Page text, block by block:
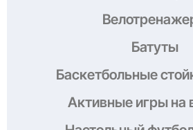
Батуты
Баскетбольные
Активные игры на